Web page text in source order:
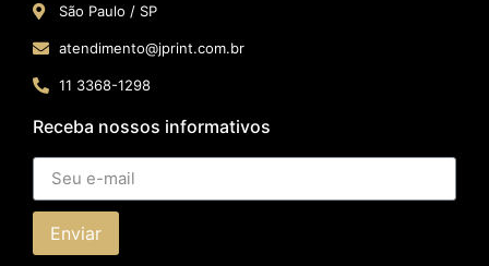
São Paulo / SP​
atendimento@jprint.com.br
11 3368-1298
Receba nossos informativos
Enviar